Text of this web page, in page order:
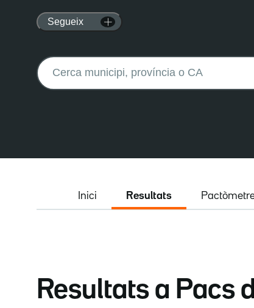
Segueix
Buscar:
Inici Resultats
Resultats a Pacs